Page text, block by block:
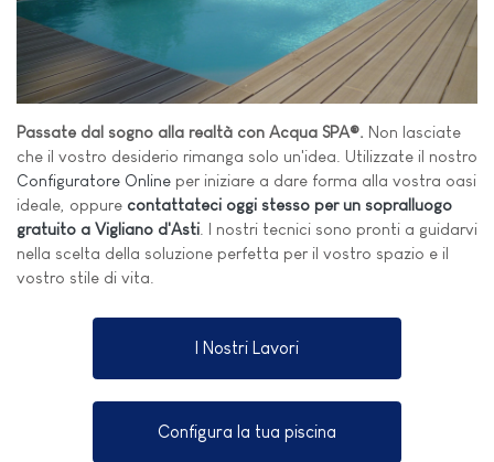
Passate dal sogno alla realtà con Acqua SPA®. Non lasciate
che il vostro desiderio rimanga solo un'idea. Utilizzate il nostro
Configuratore Online per iniziare a dare forma alla vostra oasi
ideale, oppure contattateci oggi stesso per un sopralluogo
gratuito a Vigliano d'Asti . I nostri tecnici sono pronti a guidarvi
nella scelta della soluzione perfetta per il vostro spazio e il
vostro stile di vita.
I Nostri Lavori
Configura la tua piscina